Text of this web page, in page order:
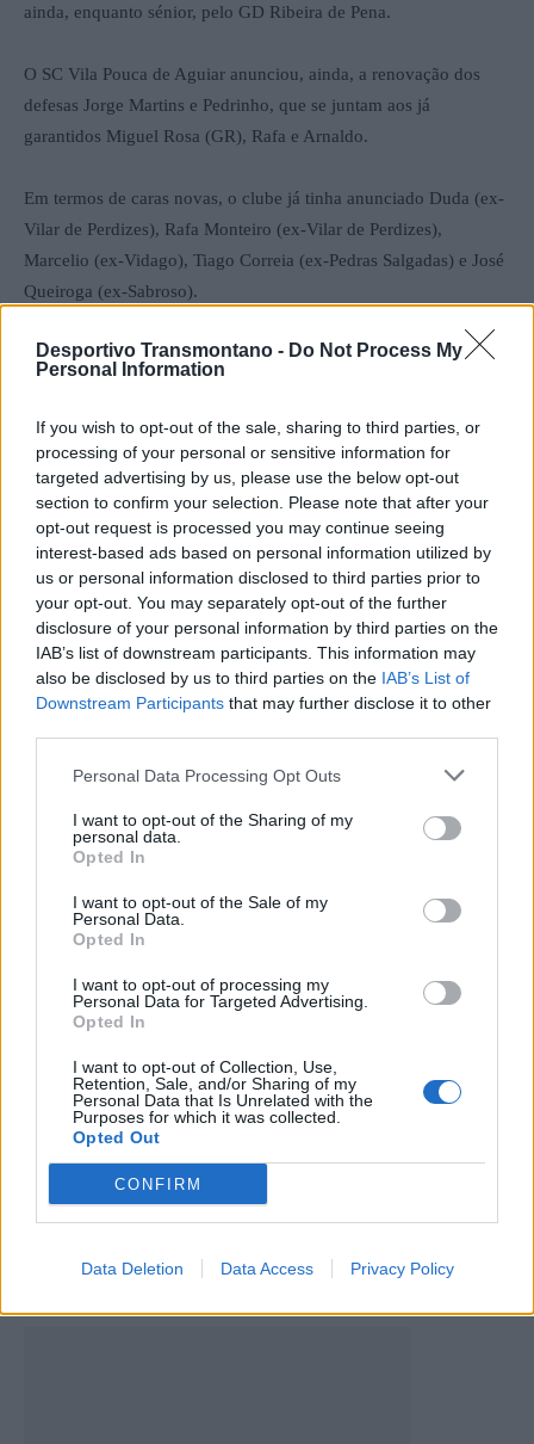
Desportivo Transmontano - Do Not Process My
Personal Information
If you wish to opt-out of the sale, sharing to third parties, or
processing of your personal or sensitive information for
targeted advertising by us, please use the below opt-out
section to confirm your selection. Please note that after your
opt-out request is processed you may continue seeing
interest-based ads based on personal information utilized by
us or personal information disclosed to third parties prior to
your opt-out. You may separately opt-out of the further
disclosure of your personal information by third parties on the
IAB’s list of downstream participants. This information may
also be disclosed by us to third parties on the IAB’s List of
Downstream Participants that may further disclose it to other
Personal Data Processing Opt Outs
I want to opt-out of the Sharing of my
personal data.
Opted In
I want to opt-out of the Sale of my
Personal Data.
Opted In
I want to opt-out of processing my
Personal Data for Targeted Advertising.
Opted In
I want to opt-out of Collection, Use,
Retention, Sale, and/or Sharing of my
Personal Data that Is Unrelated with the
Purposes for which it was collected.
Opted Out
CONFIRM
Data Deletion Data Access Privacy Policy
ainda, enquanto sénior, pelo GD Ribeira de Pena.
O SC Vila Pouca de Aguiar anunciou, ainda, a renovação dos
defesas Jorge Martins e Pedrinho, que se juntam aos já
garantidos Miguel Rosa (GR), Rafa e Arnaldo.
Em termos de caras novas, o clube já tinha anunciado Duda (ex-
Vilar de Perdizes), Rafa Monteiro (ex-Vilar de Perdizes),
Marcelio (ex-Vidago), Tiago Correia (ex-Pedras Salgadas) e José
Queiroga (ex-Sabroso).
Jogos de preparação:
SC Vila Pouca – FC Fontelas (20 de agosto)
ADC Constantim – SC Vila Pouca (24 de agosto)
SC Vila Pouca – Murça SC (27 de agosto)
SC Vila Pouca – FC Lordelo (31 de agosto)
SC Vila Pouca – Pedras Salgadas (03 de setembro)
Filipe Ribeiro
Artigo anterior
AFVR: Vidago anuncia
contratação de Tiago Covas
pré-temporada 2022/23 esta
Últimas notícias